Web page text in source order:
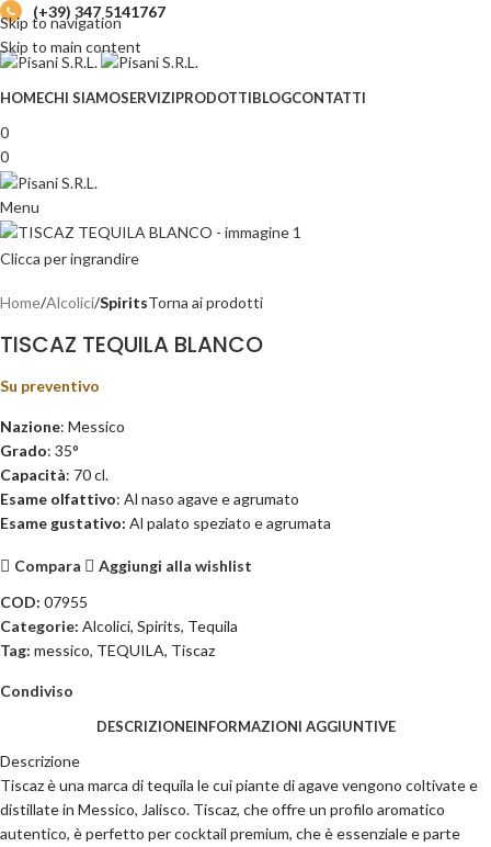
Skip to navigation
Skip to main content
(+39) 347 5141767
HOMECHI SIAMOSERVIZIPRODOTTIBLOGCONTATTI
0
0
Menu
Clicca per ingrandire
Home Alcolici SpiritsTorna ai prodotti
TISCAZ TEQUILA BLANCO
Su preventivo
Nazione: Messico
Grado: 35°
Capacità: 70 cl.
Esame olfattivo: Al naso agave e agrumato
Esame gustativo: Al palato speziato e agrumata
Compara
Aggiungi alla wishlist
COD: 07955
Categorie: Alcolici, Spirits, Tequila
Tag: messico, TEQUILA, Tiscaz
Condiviso
DESCRIZIONEINFORMAZIONI AGGIUNTIVE
Descrizione
Tiscaz è una marca di tequila le cui piante di agave vengono coltivate e
distillate in Messico, Jalisco. Tiscaz, che offre un profilo aromatico
autentico, è perfetto per cocktail premium, che è essenziale e parte